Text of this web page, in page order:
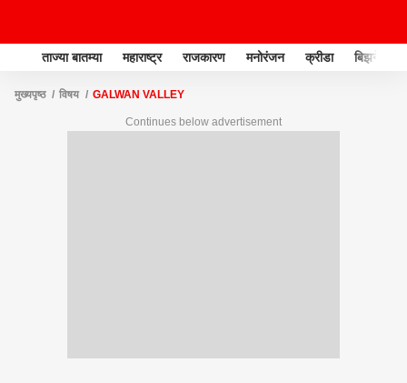
ताज्या बातम्या महाराष्ट्र राजकारण मनोरंजन क्रीडा बिझनेस
मुख्यपृष्ठ विषय GALWAN VALLEY
Continues below advertisement